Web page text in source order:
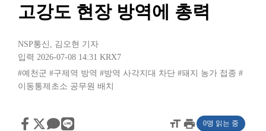
고강도 현장 방역에 총력
NSP통신 , 김오현 기자
입력 2026-07-08 14:31 KRX7
#예천군 #구제역 방역 #방역 사각지대 차단 #돼지 농가 접종 #
이동통제초소 공무원 배치
format_sizeprint 0명 읽는 중